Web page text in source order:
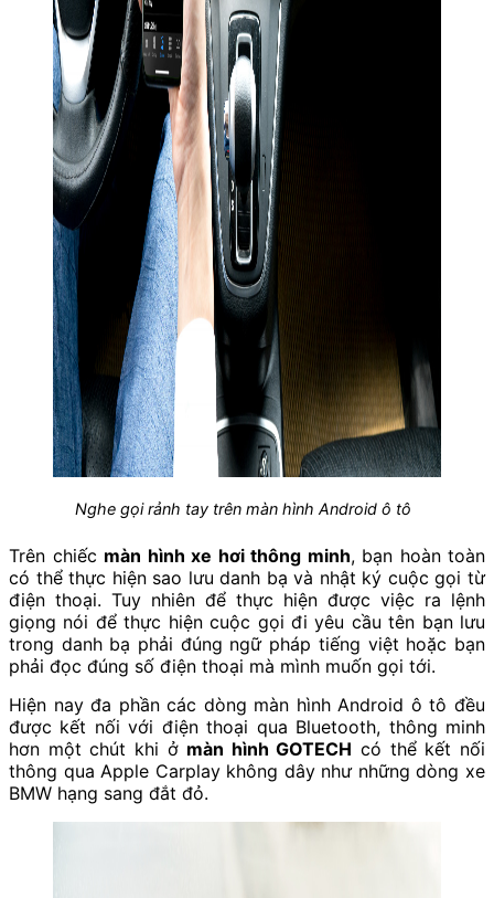
Nghe gọi rảnh tay trên màn hình Android ô tô
Trên chiếc màn hình xe hơi thông minh, bạn hoàn toàn
có thể thực hiện sao lưu danh bạ và nhật ký cuộc gọi từ
điện thoại. Tuy nhiên để thực hiện được việc ra lệnh
giọng nói để thực hiện cuộc gọi đi yêu cầu tên bạn lưu
trong danh bạ phải đúng ngữ pháp tiếng việt hoặc bạn
phải đọc đúng số điện thoại mà mình muốn gọi tới.
Hiện nay đa phần các dòng màn hình Android ô tô đều
được kết nối với điện thoại qua Bluetooth, thông minh
hơn một chút khi ở màn hình GOTECH có thể kết nối
thông qua Apple Carplay không dây như những dòng xe
BMW hạng sang đắt đỏ.